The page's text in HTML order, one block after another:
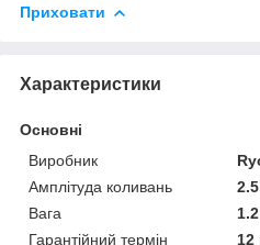
Приховати
Характеристики
Основні
Виробник
Амплітуда коливань
Вага
Гарантійний термін
12